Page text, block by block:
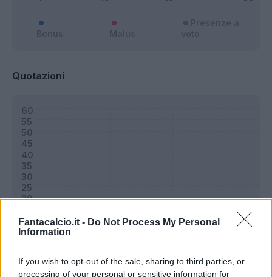
Fantacalcio.it - Do Not Process My Personal
Information
If you wish to opt-out of the sale, sharing to third parties, or
processing of your personal or sensitive information for
Quotazioni